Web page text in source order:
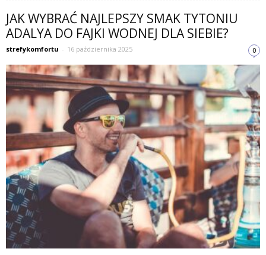
JAK WYBRAĆ NAJLEPSZY SMAK TYTONIU
ADALYA DO FAJKI WODNEJ DLA SIEBIE?
strefykomfortu - 16 października 2025 0